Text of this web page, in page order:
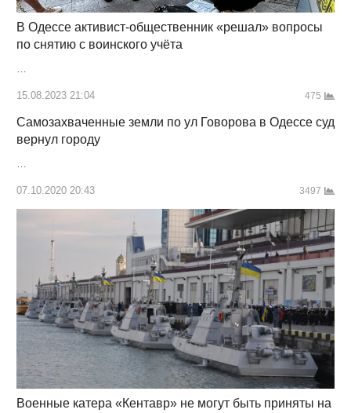
В Одессе активист-общественник «решал» вопросы
по снятию с воинского учёта
…
15.08.2023 21:04 475
Самозахваченные земли по ул Говорова в Одессе суд
вернул городу
…
07.10.2020 20:43 3497
Военные катера «Кентавр» не могут быть приняты на